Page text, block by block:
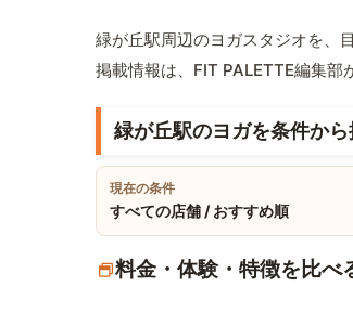
緑が丘駅周辺のヨガスタジオを、
掲載情報は、FIT PALETTE編集部
緑が丘駅のヨガを条件か
現在の条件
すべての店舗 / おすすめ順
料金・体験・特徴を比べ